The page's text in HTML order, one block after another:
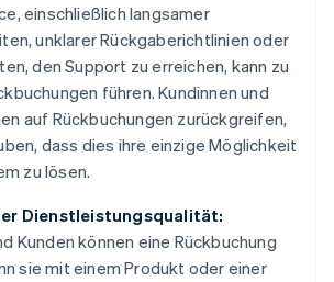
einschließlich langsamer
unklarer Rückgaberichtlinien oder
den Support zu erreichen, kann zu
führen. Kundinnen und
auf Rückbuchungen zurückgreifen,
dass dies ihre einzige Möglichkeit
zu lösen.
Dienstleistungsqualität:
Kunden können eine Rückbuchung
sie mit einem Produkt oder einer